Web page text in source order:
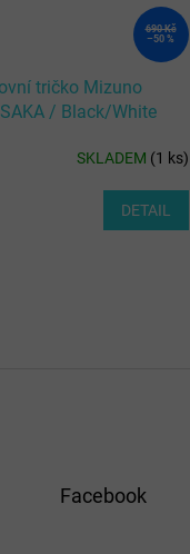
690 Kč
–50 %
tričko Mizuno
/ Black/White
SKLADEM (1 ks)
DETAIL
Facebook